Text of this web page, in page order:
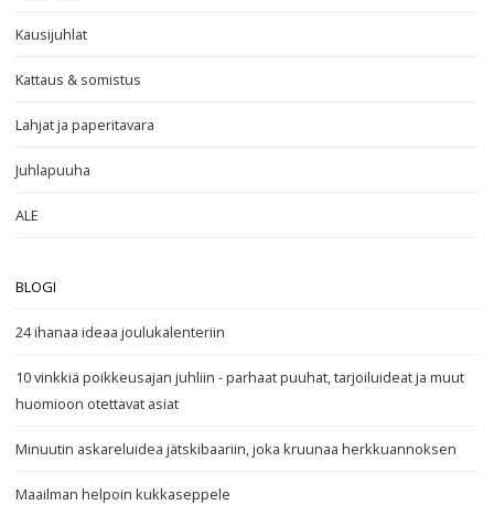
Kausijuhlat
Kattaus & somistus
Lahjat ja paperitavara
Juhlapuuha
ALE
BLOGI
24 ihanaa ideaa joulukalenteriin
10 vinkkiä poikkeusajan juhliin - parhaat puuhat, tarjoiluideat ja muut
huomioon otettavat asiat
Minuutin askareluidea jätskibaariin, joka kruunaa herkkuannoksen
Maailman helpoin kukkaseppele